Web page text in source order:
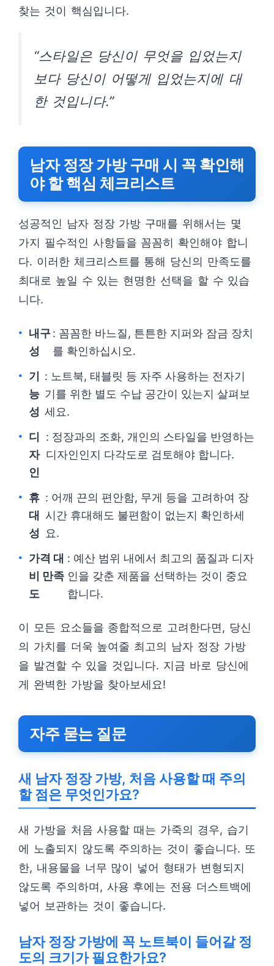
찾는 것이 핵심입니다.
“스타일은 당신이 무엇을 입었는지
보다 당신이 어떻게 입었는지에 대
한 것입니다.”
남자 정장 가방 구매 시 꼭 확인해
야 할 핵심 체크리스트
성공적인 남자 정장 가방 구매를 위해서는 몇
가지 필수적인 사항들을 꼼꼼히 확인해야 합니
다. 이러한 체크리스트를 통해 당신의 만족도를
최대로 높일 수 있는 현명한 선택을 할 수 있습
니다.
내구
성
: 꼼꼼한 바느질, 튼튼한 지퍼와 잠금 장치
를 확인하십시오.
기
능
성
: 노트북, 태블릿 등 자주 사용하는 전자기
기를 위한 별도 수납 공간이 있는지 살펴보
세요.
디
자
인
: 정장과의 조화, 개인의 스타일을 반영하는
디자인인지 다각도로 검토해야 합니다.
휴
대
성
: 어깨 끈의 편안함, 무게 등을 고려하여 장
시간 휴대해도 불편함이 없는지 확인하세
요.
가격 대
비 만족
도
: 예산 범위 내에서 최고의 품질과 디자
인을 갖춘 제품을 선택하는 것이 중요
합니다.
이 모든 요소들을 종합적으로 고려한다면, 당신
의 가치를 더욱 높여줄 최고의 남자 정장 가방
을 발견할 수 있을 것입니다. 지금 바로 당신에
게 완벽한 가방을 찾아보세요!
자주 묻는 질문
새 남자 정장 가방, 처음 사용할 때 주의
할 점은 무엇인가요?
새 가방을 처음 사용할 때는 가죽의 경우, 습기
에 노출되지 않도록 주의하는 것이 좋습니다. 또
한, 내용물을 너무 많이 넣어 형태가 변형되지
않도록 주의하며, 사용 후에는 전용 더스트백에
넣어 보관하는 것이 좋습니다.
남자 정장 가방에 꼭 노트북이 들어갈 정
도의 크기가 필요한가요?